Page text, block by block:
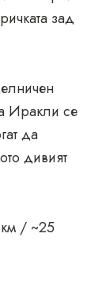
зад
Иракли се
да
дивият
/ ~25